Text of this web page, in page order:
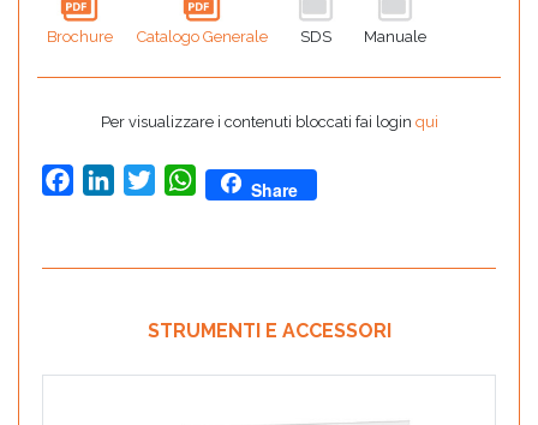
Brochure Catalogo Generale SDS Manuale
Per visualizzare i contenuti bloccati fai login qui
FacebookLinkedInTwitterWhatsApp
Share
STRUMENTI E ACCESSORI